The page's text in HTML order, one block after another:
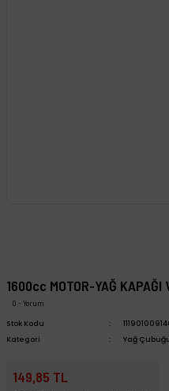
1600cc MOTOR-YAĞ
0 - Yorum
Stok Kodu
Kategori
Yağ
149,85 TL